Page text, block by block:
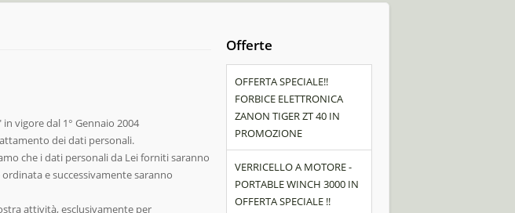
vigore dal 1° Gennaio 2004
dei dati personali.
che i dati personali da Lei forniti saranno
e successivamente saranno
attività, esclusivamente per
Offerte
OFFERTA SPECIALE!!
FORBICE ELETTRONICA
ZANON TIGER ZT 40 IN
PROMOZIONE
VERRICELLO A MOTORE -
PORTABLE WINCH 3000 IN
OFFERTA SPECIALE !!